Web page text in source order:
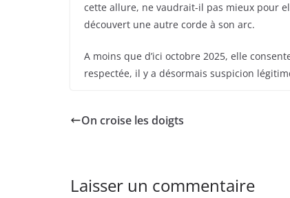
cette allure, ne vaudrait-il pas mieux pour
découvert une autre corde à son arc.
A moins que d’ici octobre 2025, elle
respectée, il y a désormais suspicion
On croise les doigts
Laisser un commentaire